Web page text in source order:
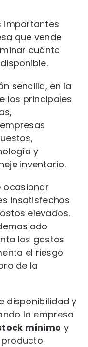
importantes
que vende
cuánto
sencilla, en la
los principales
y
inventario.
ocasionar
insatisfechos
elevados.
los gastos
el riesgo
de la
disponibilidad y
la empresa
mínimo y